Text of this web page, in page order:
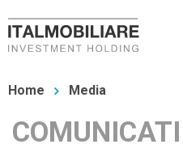
al
principale
Tu
qui
Home Media